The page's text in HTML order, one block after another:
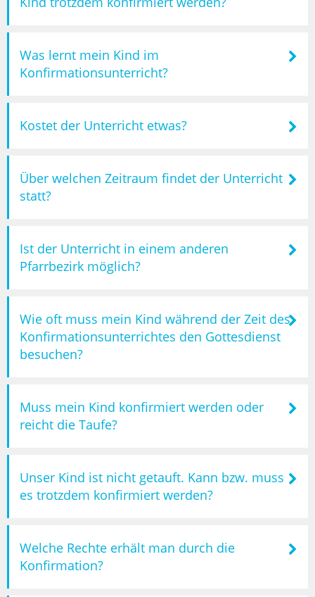
Was lernt mein Kind im
Konfirmationsunterricht?
Kostet der Unterricht etwas?
Über welchen Zeitraum findet der Unterricht
statt?
Ist der Unterricht in einem anderen
Pfarrbezirk möglich?
Wie oft muss mein Kind während der Zeit des
Konfirmationsunterrichtes den Gottesdienst
besuchen?
Muss mein Kind konfirmiert werden oder
reicht die Taufe?
Unser Kind ist nicht getauft. Kann bzw. muss
es trotzdem konfirmiert werden?
Welche Rechte erhält man durch die
Konfirmation?